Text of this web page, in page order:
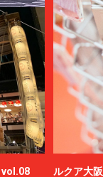
vol.08 ルクア大